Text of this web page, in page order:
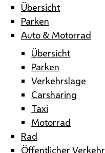
Übersicht
Parken
Auto & Motorrad
Übersicht
Parken
Verkehrslage
Carsharing
Taxi
Motorrad
Rad
Öffentlicher Verkehr